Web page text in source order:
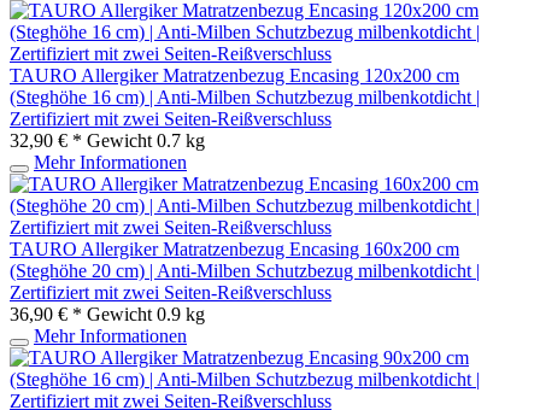
TAURO Allergiker Matratzenbezug Encasing 120x200 cm
(Steghöhe 16 cm) | Anti-Milben Schutzbezug milbenkotdicht |
Zertifiziert mit zwei Seiten-Reißverschluss
32,90 € * Gewicht 0.7 kg
Mehr Informationen
TAURO Allergiker Matratzenbezug Encasing 160x200 cm
(Steghöhe 20 cm) | Anti-Milben Schutzbezug milbenkotdicht |
Zertifiziert mit zwei Seiten-Reißverschluss
36,90 € * Gewicht 0.9 kg
Mehr Informationen